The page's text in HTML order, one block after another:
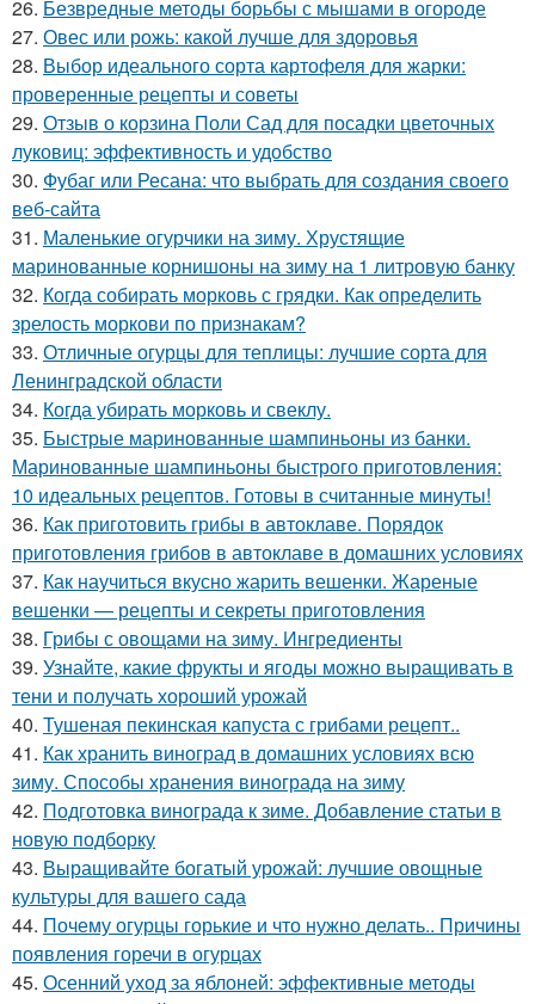
26. Безвредные методы борьбы с мышами в огороде
27. Овес или рожь: какой лучше для здоровья
28. Выбор идеального сорта картофеля для жарки:
проверенные рецепты и советы
29. Отзыв о корзина Поли Сад для посадки цветочных
луковиц: эффективность и удобство
30. Фубаг или Ресана: что выбрать для создания своего
веб-сайта
31. Маленькие огурчики на зиму. Хрустящие
маринованные корнишоны на зиму на 1 литровую банку
32. Когда собирать морковь с грядки. Как определить
зрелость моркови по признакам?
33. Отличные огурцы для теплицы: лучшие сорта для
Ленинградской области
34. Когда убирать морковь и свеклу.
35. Быстрые маринованные шампиньоны из банки.
Маринованные шампиньоны быстрого приготовления:
10 идеальных рецептов. Готовы в считанные минуты!
36. Как приготовить грибы в автоклаве. Порядок
приготовления грибов в автоклаве в домашних условиях
37. Как научиться вкусно жарить вешенки. Жареные
вешенки — рецепты и секреты приготовления
38. Грибы с овощами на зиму. Ингредиенты
39. Узнайте, какие фрукты и ягоды можно выращивать в
тени и получать хороший урожай
40. Тушеная пекинская капуста с грибами рецепт..
41. Как хранить виноград в домашних условиях всю
зиму. Способы хранения винограда на зиму
42. Подготовка винограда к зиме. Добавление статьи в
новую подборку
43. Выращивайте богатый урожай: лучшие овощные
культуры для вашего сада
44. Почему огурцы горькие и что нужно делать.. Причины
появления горечи в огурцах
45. Осенний уход за яблоней: эффективные методы